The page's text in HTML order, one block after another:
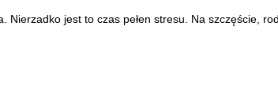
jest to czas pełen stresu. Na szczęście,